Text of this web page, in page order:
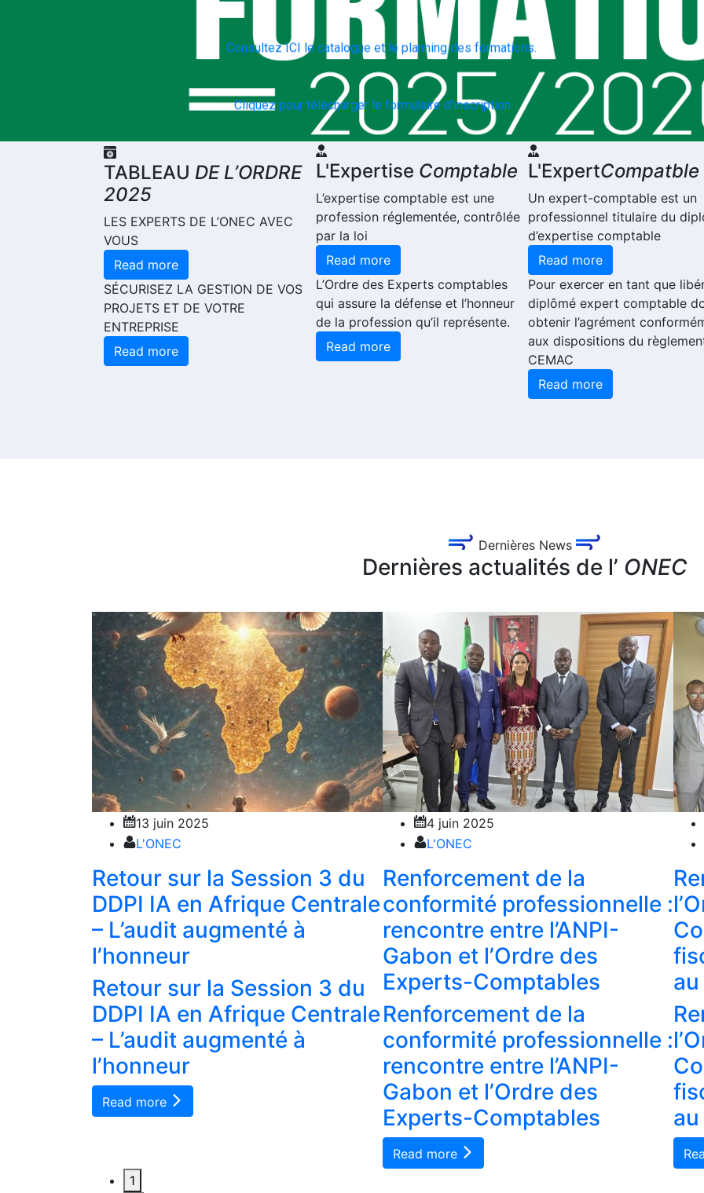
Cliquez pour télécharger le formulaire d'inscription.
Consultez ICI le catalogue et le planning des formations.
TABLEAU DE L’ORDRE
2025
LES EXPERTS DE L’ONEC AVEC
VOUS
Read more
SÉCURISEZ LA GESTION DE VOS
PROJETS ET DE VOTRE
ENTREPRISE
Read more
L'Expertise Comptable
L’expertise comptable est une
profession réglementée, contrôlée
par la loi
Read more
L’Ordre des Experts comptables
qui assure la défense et l’honneur
de la profession qu’il représente.
Read more
L'ExpertCompatble
Un expert-comptable est un
professionnel titulaire du
d’expertise comptable
Read more
Pour exercer en tant que
diplômé expert comptable
obtenir l’agrément
aux dispositions du
CEMAC
Read more
Dernières News
Dernières actualités de l’ ONEC
13 juin 2025
L'ONEC
Retour sur la Session 3 du
DDPI IA en Afrique Centrale
– L’audit augmenté à
l’honneur
Retour sur la Session 3 du
DDPI IA en Afrique Centrale
– L’audit augmenté à
l’honneur
Read more
4 juin 2025
L'ONEC
Renforcement de la
conformité professionnelle :
rencontre entre l’ANPI-
Gabon et l’Ordre des
Experts-Comptables
Renforcement de la
conformité professionnelle :
rencontre entre l’ANPI-
Gabon et l’Ordre des
Experts-Comptables
Read more
1